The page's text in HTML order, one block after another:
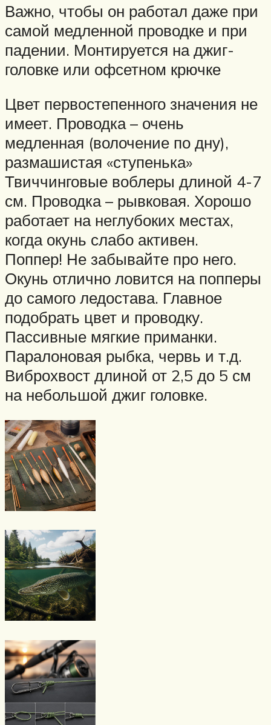
Важно, чтобы он работал даже при
самой медленной проводке и при
падении. Монтируется на джиг-
головке или офсетном крючке
Цвет первостепенного значения не
имеет. Проводка – очень
медленная (волочение по дну),
размашистая «ступенька»
Твиччинговые воблеры длиной 4-7
см. Проводка – рывковая. Хорошо
работает на неглубоких местах,
когда окунь слабо активен.
Поппер! Не забывайте про него.
Окунь отлично ловится на попперы
до самого ледостава. Главное
подобрать цвет и проводку.
Пассивные мягкие приманки.
Паралоновая рыбка, червь и т.д.
Виброхвост длиной от 2,5 до 5 см
на небольшой джиг головке.